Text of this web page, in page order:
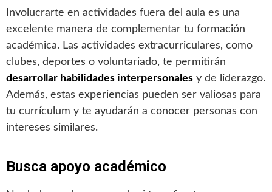
Involucrarte en actividades fuera del aula es una
excelente manera de complementar tu formación
académica. Las actividades extracurriculares, como
clubes, deportes o voluntariado, te permitirán
desarrollar habilidades interpersonales y de liderazgo.
Además, estas experiencias pueden ser valiosas para
tu currículum y te ayudarán a conocer personas con
intereses similares.
Busca apoyo académico